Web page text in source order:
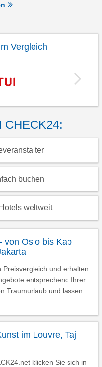
Vergleich
CHECK24:
buchen
weltweit
von Oslo bis Kap
Preisvergleich und erhalten
entsprechend Ihrer
Traumurlaub und lassen
im Louvre, Taj
klicken Sie sich in